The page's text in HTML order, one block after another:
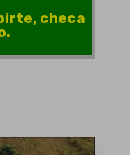
checa